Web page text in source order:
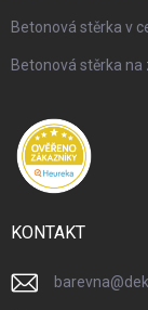
Betonová stěrka v
Betonová stěrka
KONTAKT
barevna@